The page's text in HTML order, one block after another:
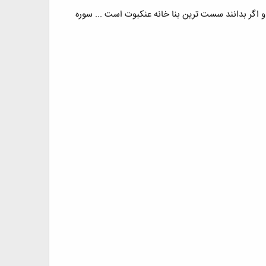
اگر بدانند سست ترین بنا خانه عنکبوت است ... سوره